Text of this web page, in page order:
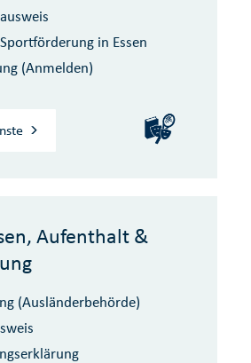
in Essen
(Anmelden)
Aufenthalt &
(Ausländerbehörde)